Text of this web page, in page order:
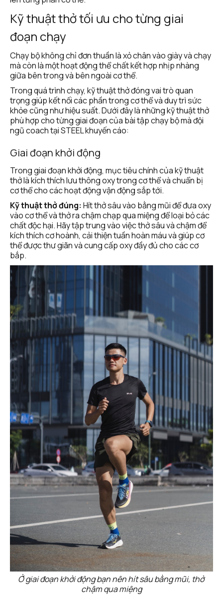
Kỹ thuật thở tối ưu cho từng giai
đoạn chạy
Chạy bộ không chỉ đơn thuần là xỏ chân vào giày và chạy
mà còn là một hoạt động thể chất kết hợp nhịp nhàng
giữa bên trong và bên ngoài cơ thể.
Trong quá trình chạy, kỹ thuật thở đóng vai trò quan
trọng giúp kết nối các phần trong cơ thể và duy trì sức
khỏe cũng như hiệu suất. Dưới đây là những kỹ thuật thở
phù hợp cho từng giai đoạn của bài tập chạy bộ mà đội
ngũ coach tại STEEL khuyến cáo:
Giai đoạn khởi động
Trong giai đoạn khởi động, mục tiêu chính của kỹ thuật
thở là kích thích lưu thông oxy trong cơ thể và chuẩn bị
cơ thể cho các hoạt động vận động sắp tới.
Kỹ thuật thở đúng: Hít thở sâu vào bằng mũi để đưa oxy
vào cơ thể và thở ra chậm chạp qua miệng để loại bỏ các
chất độc hại. Hãy tập trung vào việc thở sâu và chậm để
kích thích cơ hoành, cải thiện tuần hoàn máu và giúp cơ
thể được thư giãn và cung cấp oxy đầy đủ cho các cơ
bắp.
Ở giai đoạn khởi động bạn nên hít sâu bằng mũi, thở
chậm qua miệng